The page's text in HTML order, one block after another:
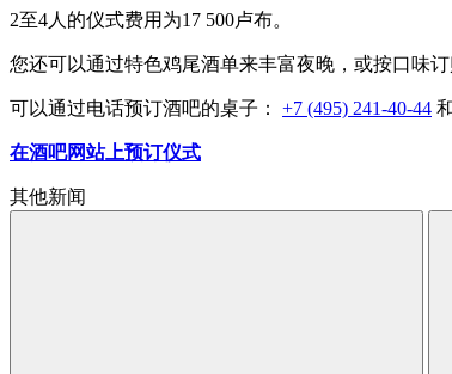
2至4人的仪式费用为17 500卢布。
您还可以通过特色鸡尾酒单来丰富夜晚，或按口味
可以通过电话预订酒吧的桌子： +7 (495) 241-40-44
在酒吧网站上预订仪式
其他新闻